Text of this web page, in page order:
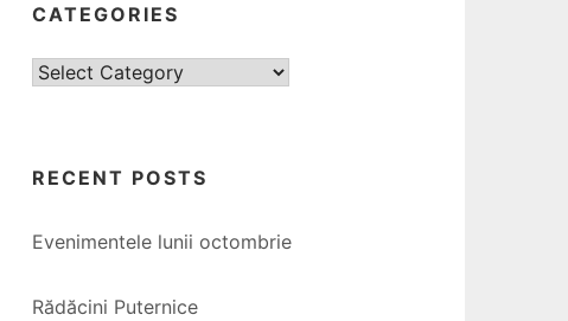
CATEGORIES
Categories
RECENT POSTS
Evenimentele lunii octombrie
Rădăcini Puternice